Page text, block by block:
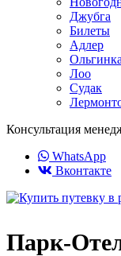
Джубга
Билеты
Адлер
Ольгинка
Лоо
Судак
Консультация
WhatsApp
Вконтакте
Парк-